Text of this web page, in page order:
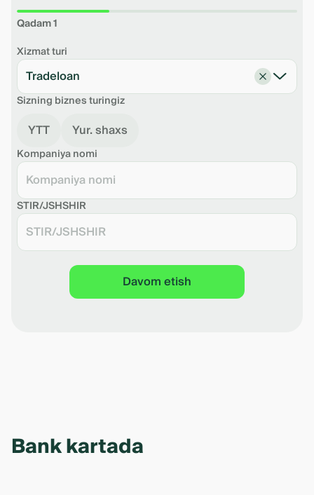
Qadam 1
Xizmat turi
Tradeloan
Sizning biznes turingiz
YTT Yur. shaxs
Kompaniya nomi
STIR/JSHSHIR
Davom etish
Bank kartada